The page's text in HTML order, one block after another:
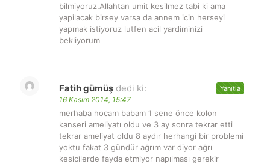
bilmiyoruz.Allahtan umit kesilmez tabi ki ama
yapilacak birsey varsa da annem icin herseyi
yapmak istiyoruz lutfen acil yardiminizi
bekliyorum
Fatih gümüş dedi ki:
16 Kasım 2014, 15:47
merhaba hocam babam 1 sene önce kolon
kanseri ameliyatı oldu ve 3 ay sonra tekrar etti
tekrar ameliyat oldu 8 aydır herhangi bir problemi
yoktu fakat 3 gündür ağrım var diyor ağrı
kesicilerde fayda etmiyor napılması gerekir
Yanıtla